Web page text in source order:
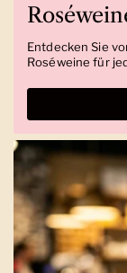
Entdecken Sie
Roséweine für